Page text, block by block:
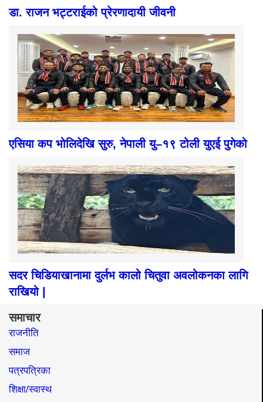
डा. राजन भट्टराईको प्रेरणादायी जीवनी
एसिया कप भोलिदेखि सुरु, नेपाली यु–१९ टोली युएई पुगेको
सदर चिडियाखानामा दुर्लभ कालो चितुवा अवलोकनका लागि
राखियो |
समाचार
राजनीति
समाज​
पत्रपत्रिका
शिक्षा/स्वास्थ